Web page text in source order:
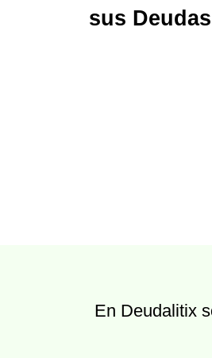
sus Deudas
En Deudalitix